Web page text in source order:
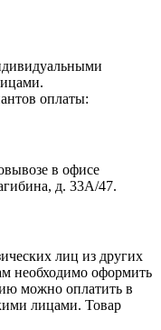
оплаты:
в офисе
д. 33А/47.
лиц из других
необходимо оформить
можно оплатить в
лицами. Товар